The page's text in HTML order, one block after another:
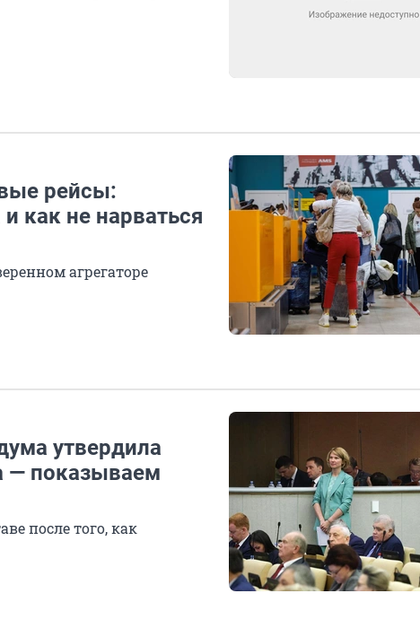
рейсы:
как не нарваться
агрегаторе
утвердила
— показываем
после того, как